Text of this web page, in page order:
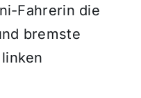
Fahrerin die
bremste